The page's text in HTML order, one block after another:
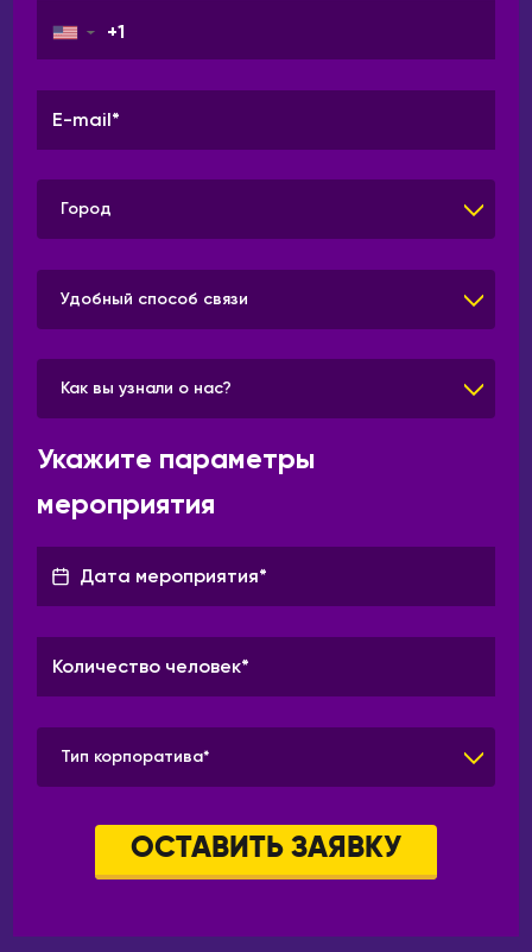
▼
Город
Удобный способ связи
Как вы узнали о нас?
Укажите параметры
мероприятия
Тип корпоратива*
ОСТАВИТЬ ЗАЯВКУ